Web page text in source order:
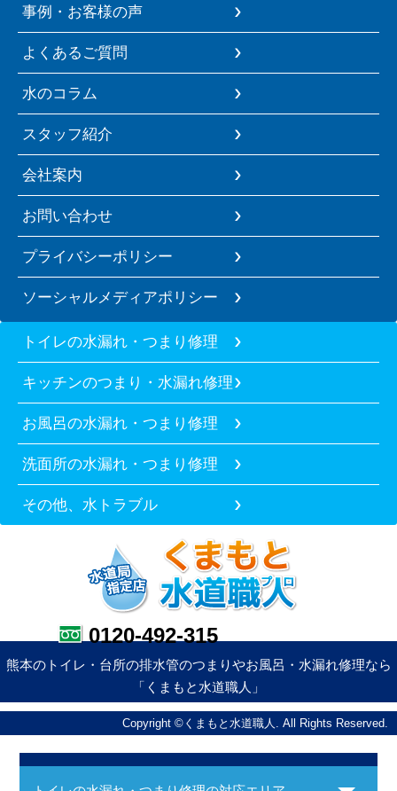
事例・お客様の声
よくあるご質問
水のコラム
スタッフ紹介
会社案内
お問い合わせ
プライバシーポリシー
ソーシャルメディアポリシー
トイレの水漏れ・つまり修理
キッチンのつまり・水漏れ修理
お風呂の水漏れ・つまり修理
洗面所の水漏れ・つまり修理
その他、水トラブル
0120-492-315
熊本のトイレ・台所の排水管のつまりやお風呂・水漏れ修理なら
「くまもと水道職人」
Copyright ©くまもと水道職人. All Rights Reserved.